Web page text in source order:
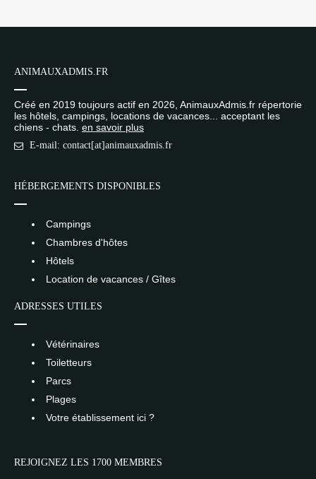
ANIMAUXADMIS.FR
Créé en 2019 toujours actif en 2026, AnimauxAdmis.fr répertorie
les hôtels, campings, locations de vacances... acceptant les
chiens - chats. en savoir plus
E-mail: contact[at]animauxadmis.fr
HÉBERGEMENTS DISPONIBLES
Campings
Chambres d'hôtes
Hôtels
Location de vacances / Gîtes
ADRESSES UTILES
Vétérinaires
Toiletteurs
Parcs
Plages
Votre établissement ici ?
REJOIGNEZ LES 1700 MEMBRES